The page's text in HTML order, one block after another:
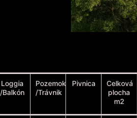
Loggia
/Balkón
Pozemok
/Trávnik
Pivnica
Celková
plocha
m2